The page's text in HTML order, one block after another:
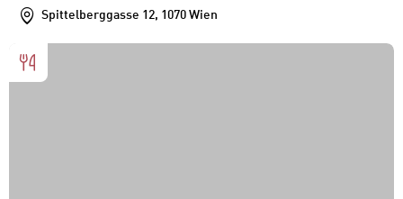
Spittelberggasse 12, 1070 Wien